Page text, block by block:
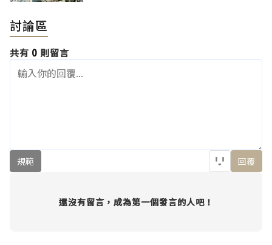
討論區
共有 0 則留言
規範 回覆
還沒有留言，成為第一個發言的人吧！